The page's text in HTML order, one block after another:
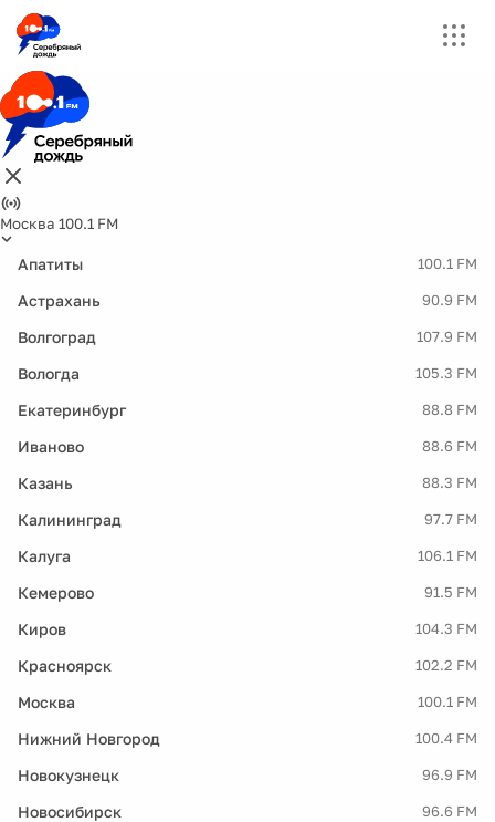
Москва 100.1 FM
Апатиты 100.1 FM
Астрахань 90.9 FM
Волгоград 107.9 FM
Вологда 105.3 FM
Екатеринбург 88.8 FM
Иваново 88.6 FM
Казань 88.3 FM
Калининград 97.7 FM
Калуга 106.1 FM
Кемерово 91.5 FM
Киров 104.3 FM
Красноярск 102.2 FM
Москва 100.1 FM
Нижний Новгород 100.4 FM
Новокузнецк 96.9 FM
Новосибирск 96.6 FM